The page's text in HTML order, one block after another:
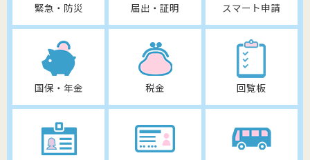
緊急・防災 届出・証明 スマート申請
国保・年金 税金 回覧板